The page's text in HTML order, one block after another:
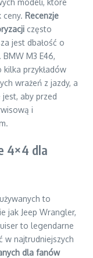
modeli, które
ceny. Recenzje
często
jest dbałość o
M3 E46,
przykładów
wrażeń z jazdy, a
aby przed
i
4×4 dla
to
jak Jeep Wrangler,
to legendarne
w najtrudniejszych
dla fanów